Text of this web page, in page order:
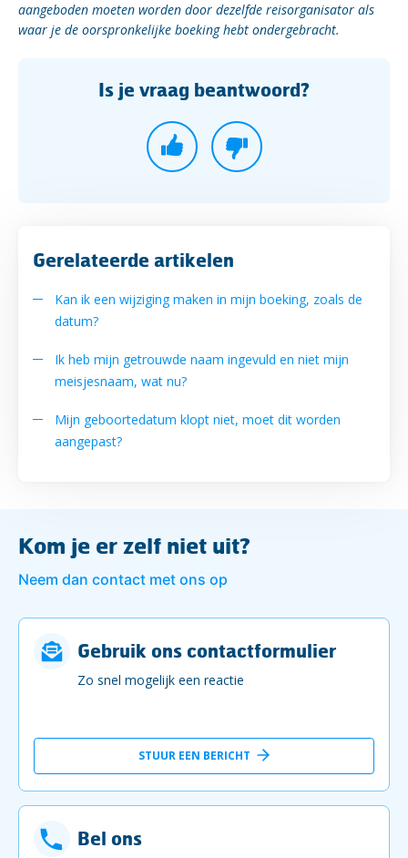
aangeboden moeten worden door dezelfde reisorganisator als
waar je de oorspronkelijke boeking hebt ondergebracht.
Is je vraag beantwoord?
Gerelateerde artikelen
Kan ik een wijziging maken in mijn boeking, zoals de
datum?
Ik heb mijn getrouwde naam ingevuld en niet mijn
meisjesnaam, wat nu?
Mijn geboortedatum klopt niet, moet dit worden
aangepast?
Kom je er zelf niet uit?
Neem dan contact met ons op
Gebruik ons contactformulier
Zo snel mogelijk een reactie
STUUR EEN BERICHT
Bel ons